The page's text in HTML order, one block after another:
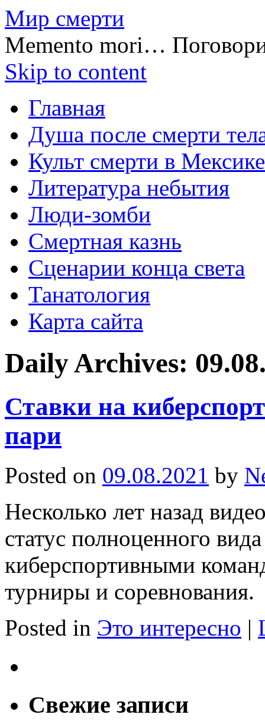
Мир смерти
Memento mori…
Skip to content
Главная
Душа после смерти
Культ смерти в Мексике
Литература небытия
Люди-зомби
Смертная казнь
Сценарии конца света
Танатология
Карта сайта
Daily Archives:
Ставки на
пари
Posted on 09.08.2021 by
Несколько лет назад
статус полноценного
киберспортивными
турниры и соревнования.
Posted in Это интересно |
Свежие записи